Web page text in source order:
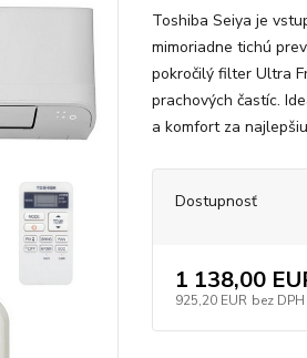
Toshiba Seiya je
mimoriadne tichú
pokročilý filter Ultra
prachových častíc.
a komfort za
Dostupnosť
1 138,00
925,20 EUR bez DPH